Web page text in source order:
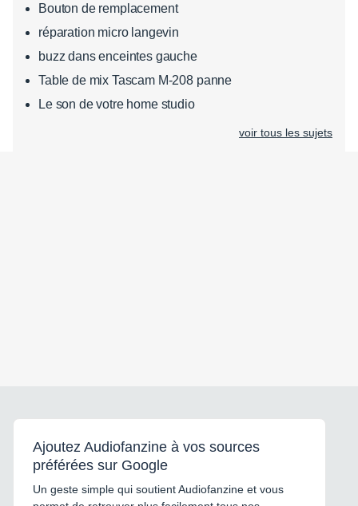
Bouton de remplacement
réparation micro langevin
buzz dans enceintes gauche
Table de mix Tascam M-208 panne
Le son de votre home studio
voir tous les sujets
Ajoutez Audiofanzine à vos sources
préférées sur Google
Un geste simple qui soutient Audiofanzine et vous